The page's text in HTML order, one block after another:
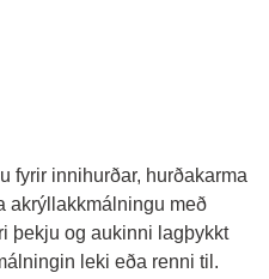
fyrir innihurðar, hurðakarma
akrýllakkmálningu með
þekju og aukinni lagþykkt
leki eða renni til.